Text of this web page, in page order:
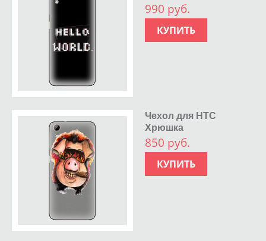
990 руб.
КУПИТЬ
Чехол для HTC
Хрюшка
850 руб.
КУПИТЬ